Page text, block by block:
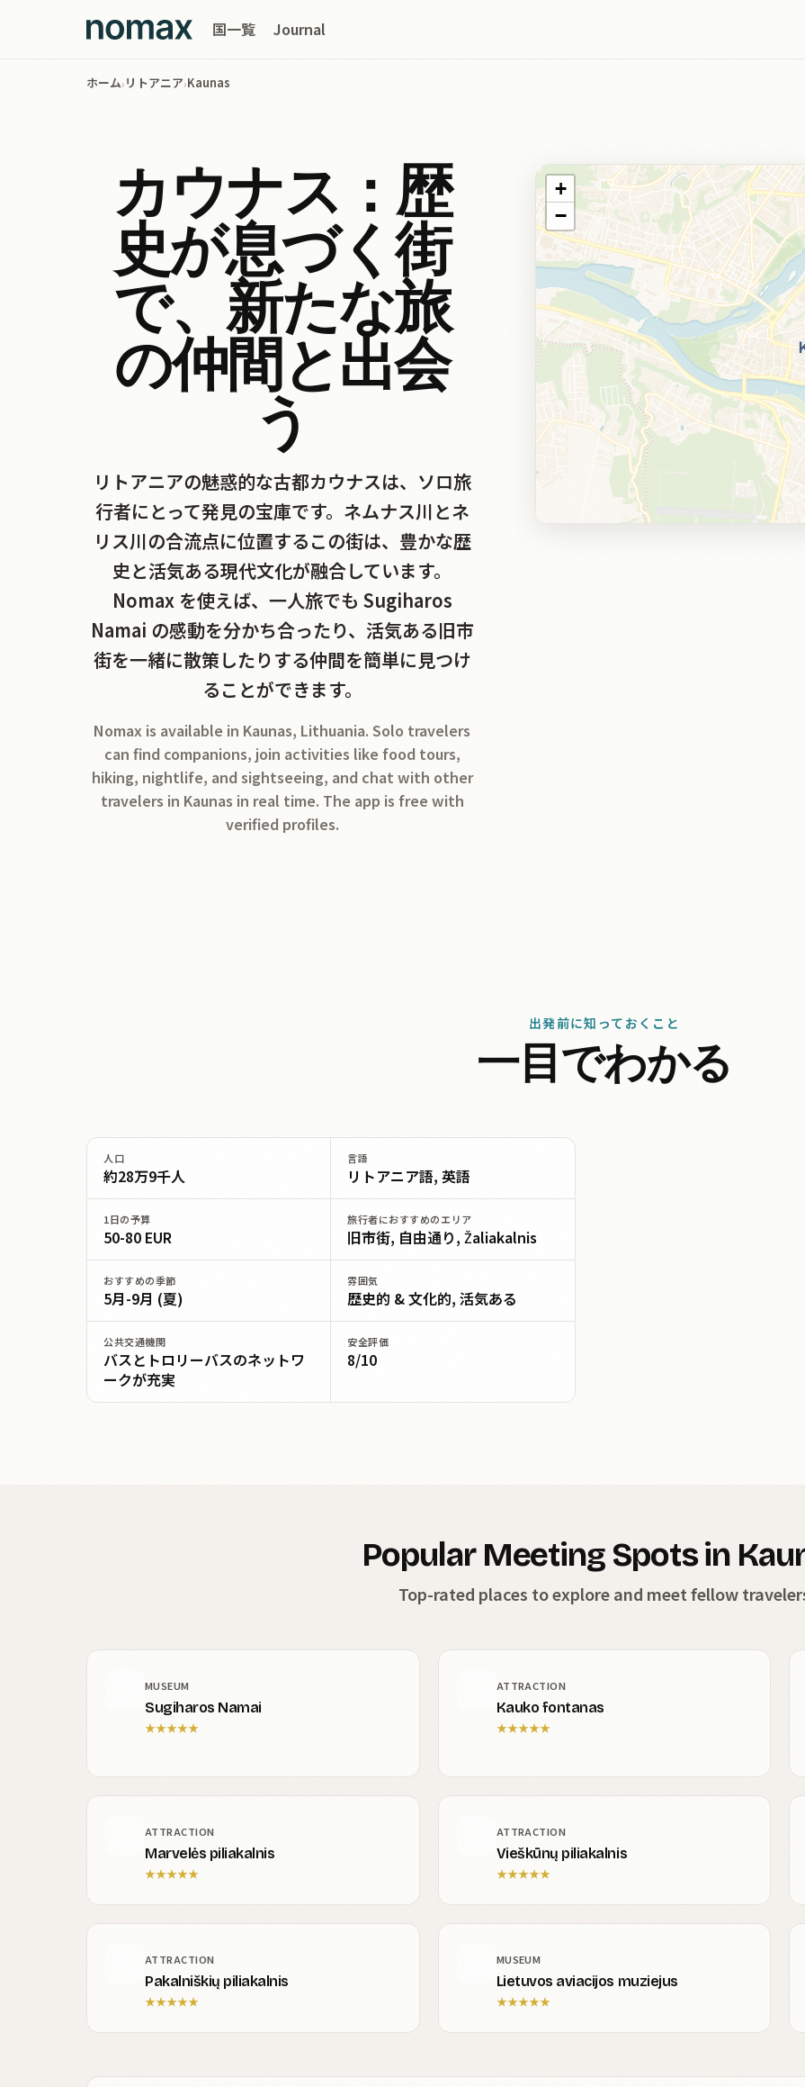
国一覧 Journal
ホーム›リトアニア›Kaunas
カウナス：歴
史が息づく街
で、新たな旅
の仲間と出会
う
リトアニアの魅惑的な古都カウナスは、ソロ旅
行者にとって発見の宝庫です。ネムナス川とネ
リス川の合流点に位置するこの街は、豊かな歴
史と活気ある現代文化が融合しています。
Nomax を使えば、一人旅でも Sugiharos
Namai の感動を分かち合ったり、活気ある旧市
街を一緒に散策したりする仲間を簡単に見つけ
ることができます。
Nomax is available in Kaunas, Lithuania. Solo travelers
can find companions, join activities like food tours,
hiking, nightlife, and sightseeing, and chat with other
travelers in Kaunas in real time. The app is free with
verified profiles.
+
−
出発前に知っておくこと
一目でわかる
人口
約28万9千人
言語
リトアニア語, 英語
1日の予算
50-80 EUR
旅行者におすすめのエリア
旧市街, 自由通り, Žaliakalnis
おすすめの季節
5月-9月 (夏)
雰囲気
歴史的 & 文化的, 活気ある
公共交通機関
バスとトロリーバスのネットワ
ークが充実
安全評価
8/10
Popular Meeting Spots in
Top-rated places to explore and meet fellow
MUSEUM
Sugiharos Namai
★★★★★
ATTRACTION
Kauko fontanas
★★★★★
ATTRACTION
Marvelės piliakalnis
★★★★★
ATTRACTION
Vieškūnų piliakalnis
★★★★★
ATTRACTION
Pakalniškių piliakalnis
★★★★★
MUSEUM
Lietuvos aviacijos muziejus
★★★★★